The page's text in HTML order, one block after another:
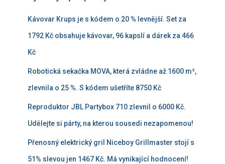
Kávovar Krups je s kódem o 20 % levnější. Set za
1792 Kč obsahuje kávovar, 96 kapslí a dárek za 466
Kč
Robotická sekačka MOVA, která zvládne až 1600 m²,
zlevnila o 25 %. S kódem ušetříte 8750 Kč
Reproduktor JBL Partybox 710 zlevnil o 6000 Kč.
Udělejte si párty, na kterou sousedi nezapomenou!
Přenosný elektrický gril Niceboy Grillmaster stojí s
51% slevou jen 1467 Kč. Má vynikající hodnocení!